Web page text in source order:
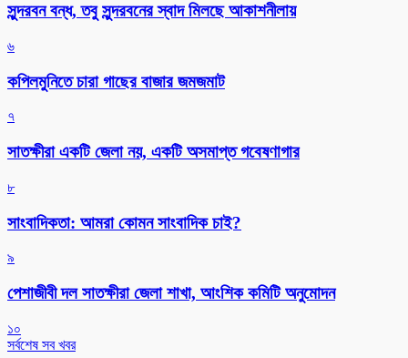
সুন্দরবন বন্ধ, তবু সুন্দরবনের স্বাদ মিলছে আকাশনীলায়
৬
কপিলমুনিতে চারা গাছের বাজার জমজমাট
৭
সাতক্ষীরা একটি জেলা নয়, একটি অসমাপ্ত গবেষণাগার
৮
সাংবাদিকতা: আমরা কোমন সাংবাদিক চাই?
৯
পেশাজীবী দল সাতক্ষীরা জেলা শাখা, আংশিক কমিটি অনুমোদন
১০
সর্বশেষ সব খবর